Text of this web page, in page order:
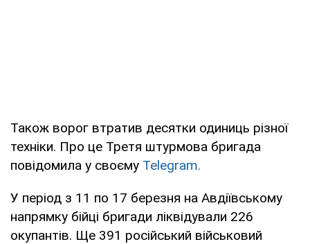
Також ворог втратив десятки одиниць різної
техніки. Про це Третя штурмова бригада
повідомила у своєму Telegram.
У період з 11 по 17 березня на Авдіївському
напрямку бійці бригади ліквідували 226
окупантів. Ще 391 російський військовий